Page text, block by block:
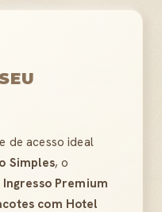
de acesso ideal
Simples, o
Ingresso Premium
com Hotel